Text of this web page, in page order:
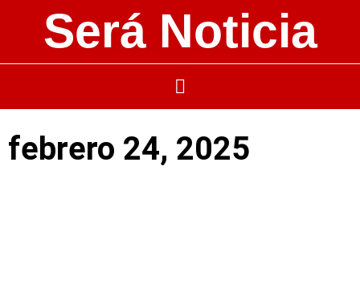
Será Noticia
febrero 24, 2025